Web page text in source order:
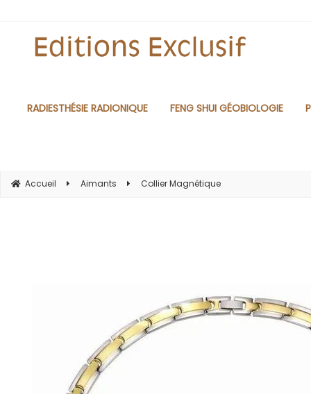
RADIESTHÉSIE RADIONIQUE FENG SHUI GÉOBIOLOGIE
Accueil Aimants Collier Magnétique